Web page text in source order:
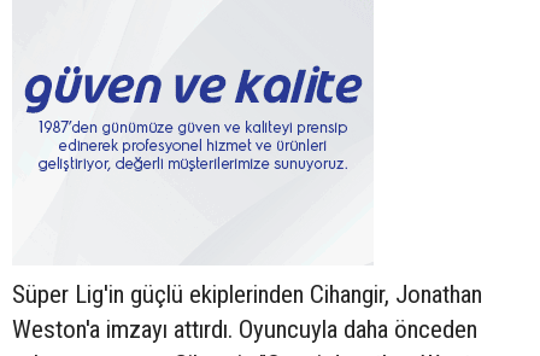
Süper Lig'in güçlü ekiplerinden Cihangir, Jonathan
Weston'a imzayı attırdı. Oyuncuyla daha önceden